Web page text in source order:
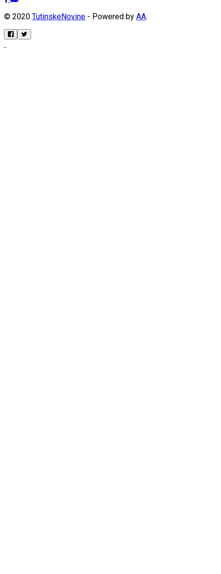
© 2020 TutinskeNovine - Powered by AA.